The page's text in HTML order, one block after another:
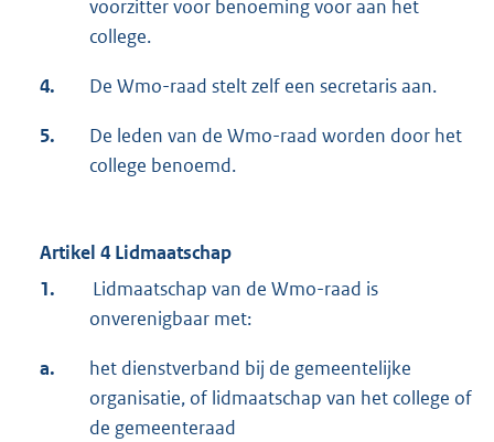
voorzitter voor benoeming voor aan het
college.
4. De Wmo-raad stelt zelf een secretaris aan.
5.
De leden van de Wmo-raad worden door het
college benoemd.
Artikel 4 Lidmaatschap
1.
Lidmaatschap van de Wmo-raad is
onverenigbaar met:
a.
het dienstverband bij de gemeentelijke
organisatie, of lidmaatschap van het college of
de gemeenteraad